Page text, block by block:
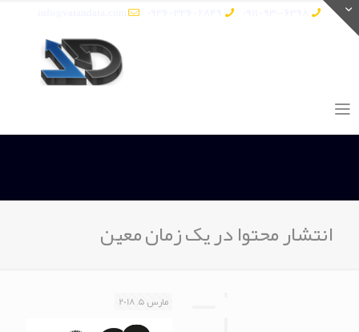
انتشار محتوا در یک زمان معین
مارس 5, 2018